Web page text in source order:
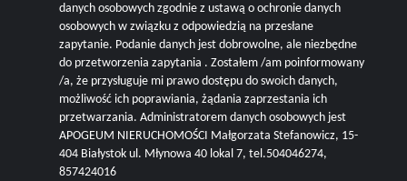
danych osobowych zgodnie z ustawą o ochronie danych
osobowych w związku z odpowiedzią na przesłane
zapytanie. Podanie danych jest dobrowolne, ale niezbędne
do przetworzenia zapytania . Zostałem /am poinformowany
/a, że przysługuje mi prawo dostępu do swoich danych,
możliwość ich poprawiania, żądania zaprzestania ich
przetwarzania. Administratorem danych osobowych jest
APOGEUM NIERUCHOMOŚCI Małgorzata Stefanowicz, 15-
404 Białystok ul. Młynowa 40 lokal 7, tel.504046274,
857424016